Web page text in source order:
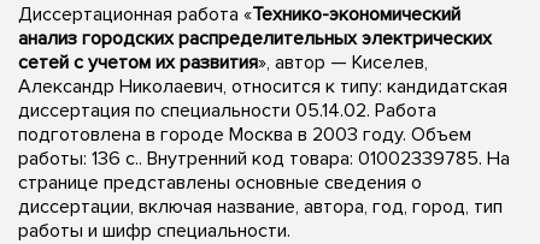
Диссертационная работа «Технико-экономический
анализ городских распределительных электрических
сетей с учетом их развития», автор — Киселев,
Александр Николаевич, относится к типу: кандидатская
диссертация по специальности 05.14.02. Работа
подготовлена в городе Москва в 2003 году. Объем
работы: 136 с.. Внутренний код товара: 01002339785. На
странице представлены основные сведения о
диссертации, включая название, автора, год, город, тип
работы и шифр специальности.